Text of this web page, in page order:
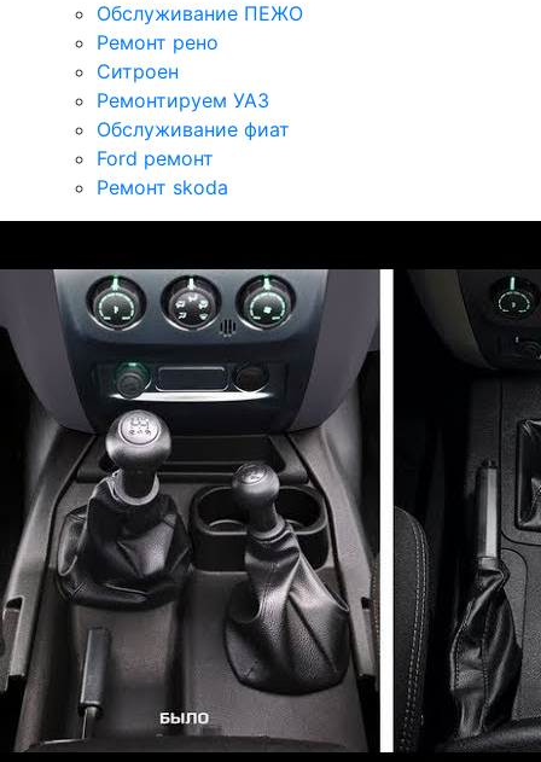
Обслуживание ПЕЖО
Ремонт рено
Ситроен
Ремонтируем УАЗ
Обслуживание фиат
Ford ремонт
Ремонт skoda